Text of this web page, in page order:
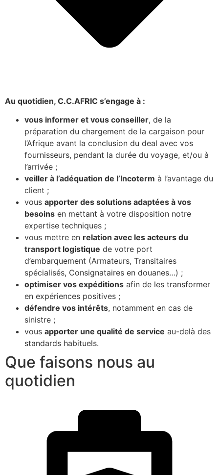
Au quotidien, C.C.AFRIC s’engage à :
vous informer et vous conseiller, de la
préparation du chargement de la cargaison pour
l’Afrique avant la conclusion du deal avec vos
fournisseurs, pendant la durée du voyage, et/ou à
l’arrivée ;
veiller à l’adéquation de l’Incoterm à l’avantage du
client ;
vous apporter des solutions adaptées à vos
besoins en mettant à votre disposition notre
expertise techniques ;
vous mettre en relation avec les acteurs du
transport logistique de votre port
d’embarquement (Armateurs, Transitaires
spécialisés, Consignataires en douanes…) ;
optimiser vos expéditions afin de les transformer
en expériences positives ;
défendre vos intérêts, notamment en cas de
sinistre ;
vous apporter une qualité de service au-delà des
standards habituels.
Que faisons nous au
quotidien